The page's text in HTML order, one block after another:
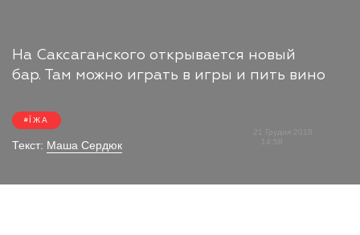
На Саксаганского открывается новый
бар. Там можно играть в игры и пить вино
ЇЖА
Текст: Маша Сердюк
21 Грудня 2018